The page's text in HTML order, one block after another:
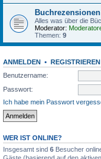
Buchrezensionen
Alles was über die
Moderator:
Themen: 9
ANMELDEN • REGISTRIEREN
Benutzername:
Passwort:
Ich habe mein Passwort
WER IST ONLINE?
Insgesamt sind 6 Besucher